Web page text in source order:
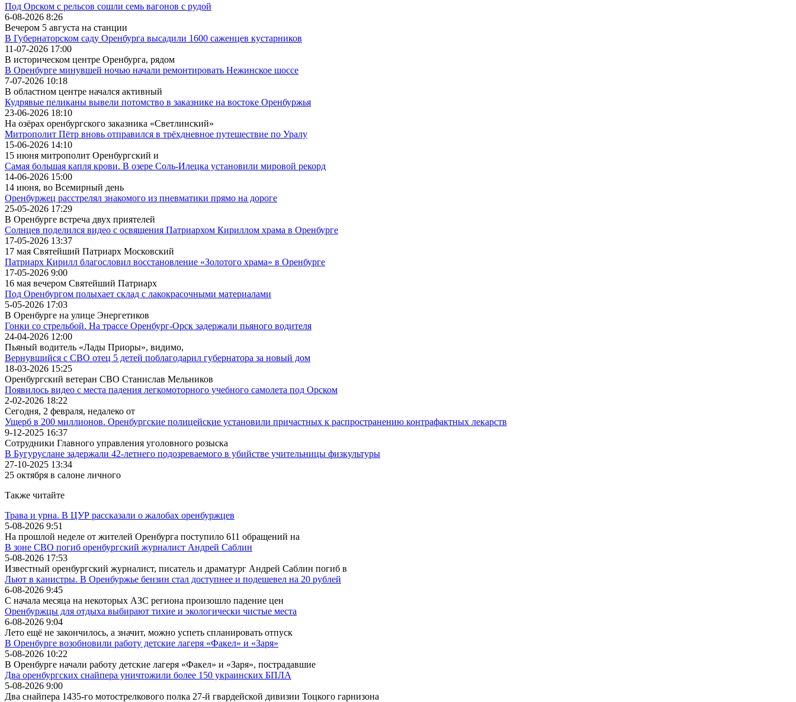
Под Орском с рельсов сошли семь вагонов с рудой
6-08-2026 8:26
Вечером 5 августа на станции
В Губернаторском саду Оренбурга высадили 1600 саженцев кустарников
11-07-2026 17:00
В историческом центре Оренбурга, рядом
В Оренбурге минувшей ночью начали ремонтировать Нежинское шоссе
7-07-2026 10:18
В областном центре начался активный
Кудрявые пеликаны вывели потомство в заказнике на востоке Оренбуржья
23-06-2026 18:10
На озёрах оренбургского заказника «Светлинский»
Митрополит Пётр вновь отправился в трёхдневное путешествие по Уралу
15-06-2026 14:10
15 июня митрополит Оренбургский и
Самая большая капля крови. В озере Соль-Илецка установили мировой рекорд
14-06-2026 15:00
14 июня, во Всемирный день
Оренбуржец расстрелял знакомого из пневматики прямо на дороге
25-05-2026 17:29
В Оренбурге встреча двух приятелей
Солнцев поделился видео с освящения Патриархом Кириллом храма в Оренбурге
17-05-2026 13:37
17 мая Святейший Патриарх Московский
Патриарх Кирилл благословил восстановление «Золотого храма» в Оренбурге
17-05-2026 9:00
16 мая вечером Святейший Патриарх
Под Оренбургом полыхает склад с лакокрасочными материалами
5-05-2026 17:03
В Оренбурге на улице Энергетиков
Гонки со стрельбой. На трассе Оренбург-Орск задержали пьяного водителя
24-04-2026 12:00
Пьяный водитель «Лады Приоры», видимо,
Вернувшийся с СВО отец 5 детей поблагодарил губернатора за новый дом
18-03-2026 15:25
Оренбургский ветеран СВО Станислав Мельников
Появилось видео с места падения легкомоторного учебного самолета под Орском
2-02-2026 18:22
Сегодня, 2 февраля, недалеко от
Ущерб в 200 миллионов. Оренбургские полицейские установили причастных к распространению контрафактных лекарств
9-12-2025 16:37
Сотрудники Главного управления уголовного розыска
В Бугуруслане задержали 42-летнего подозреваемого в убийстве учительницы физкультуры
27-10-2025 13:34
25 октября в салоне личного
Также читайте
Трава и урна. В ЦУР рассказали о жалобах оренбуржцев
5-08-2026 9:51
На прошлой неделе от жителей Оренбурга поступило 611 обращений на
В зоне СВО погиб оренбургский журналист Андрей Саблин
5-08-2026 17:53
Известный оренбургский журналист, писатель и драматург Андрей Саблин погиб в
Льют в канистры. В Оренбуржье бензин стал доступнее и подешевел на 20 рублей
6-08-2026 9:45
С начала месяца на некоторых АЗС региона произошло падение цен
Оренбуржцы для отдыха выбирают тихие и экологически чистые места
6-08-2026 9:04
Лето ещё не закончилось, а значит, можно успеть спланировать отпуск
В Оренбурге возобновили работу детские лагеря «Факел» и «Заря»
5-08-2026 10:22
В Оренбурге начали работу детские лагеря «Факел» и «Заря», пострадавшие
Два оренбургских снайпера уничтожили более 150 украинских БПЛА
5-08-2026 9:00
Два снайпера 1435-го мотострелкового полка 27-й гвардейской дивизии Тоцкого гарнизона